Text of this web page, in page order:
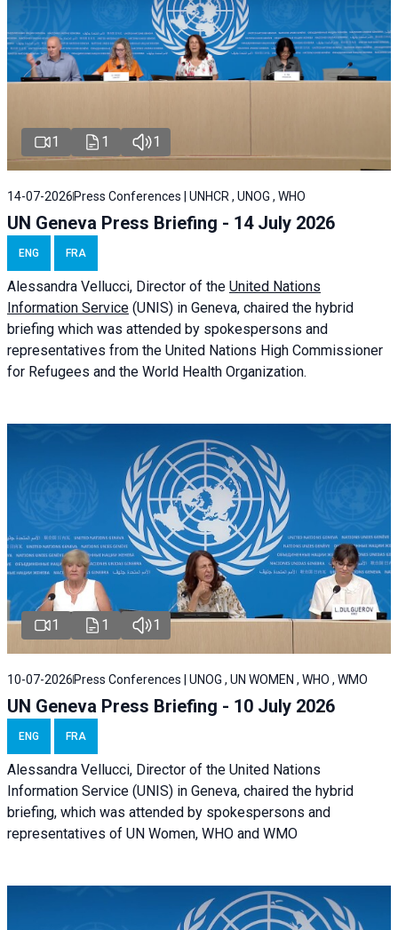
1 1 1
14-07-2026 Press Conferences | UNHCR , UNOG , WHO
UN Geneva Press Briefing - 14 July 2026
ENG FRA
Alessandra Vellucci, Director of the United Nations
Information Service (UNIS) in Geneva, chaired the hybrid
briefing which was attended by spokespersons and
representatives from the United Nations High Commissioner
for Refugees and the World Health Organization.
1 1 1
10-07-2026 Press Conferences | UNOG , UN WOMEN , WHO , WMO
UN Geneva Press Briefing - 10 July 2026
ENG FRA
Alessandra Vellucci, Director of the United Nations
Information Service (UNIS) in Geneva, chaired the hybrid
briefing, which was attended by spokespersons and
representatives of UN Women, WHO and WMO